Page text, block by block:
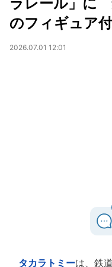
のフィギュア
2026.07.01 12:01
タカラトミーは、鉄